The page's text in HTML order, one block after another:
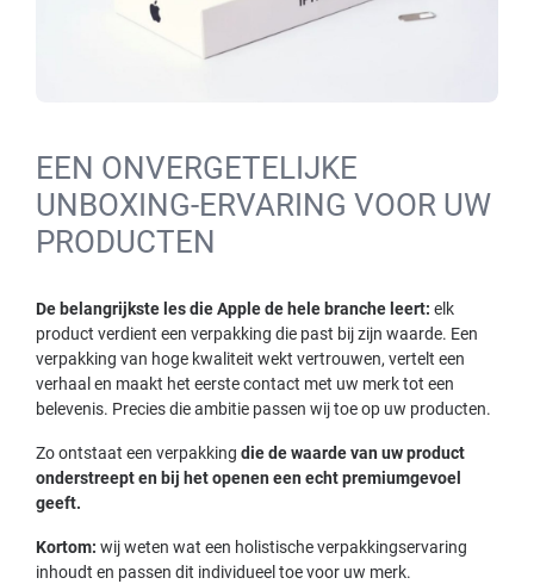
EEN ONVERGETELIJKE
UNBOXING-ERVARING VOOR UW
PRODUCTEN
De belangrijkste les die Apple de hele branche leert: elk
product verdient een verpakking die past bij zijn waarde. Een
verpakking van hoge kwaliteit wekt vertrouwen, vertelt een
verhaal en maakt het eerste contact met uw merk tot een
belevenis. Precies die ambitie passen wij toe op uw producten.
Zo ontstaat een verpakking die de waarde van uw product
onderstreept en bij het openen een echt premiumgevoel
geeft.
Kortom: wij weten wat een holistische verpakkingservaring
inhoudt en passen dit individueel toe voor uw merk.